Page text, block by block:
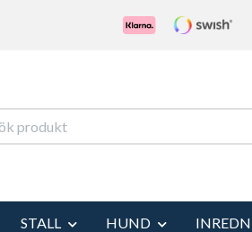
STALL HUND